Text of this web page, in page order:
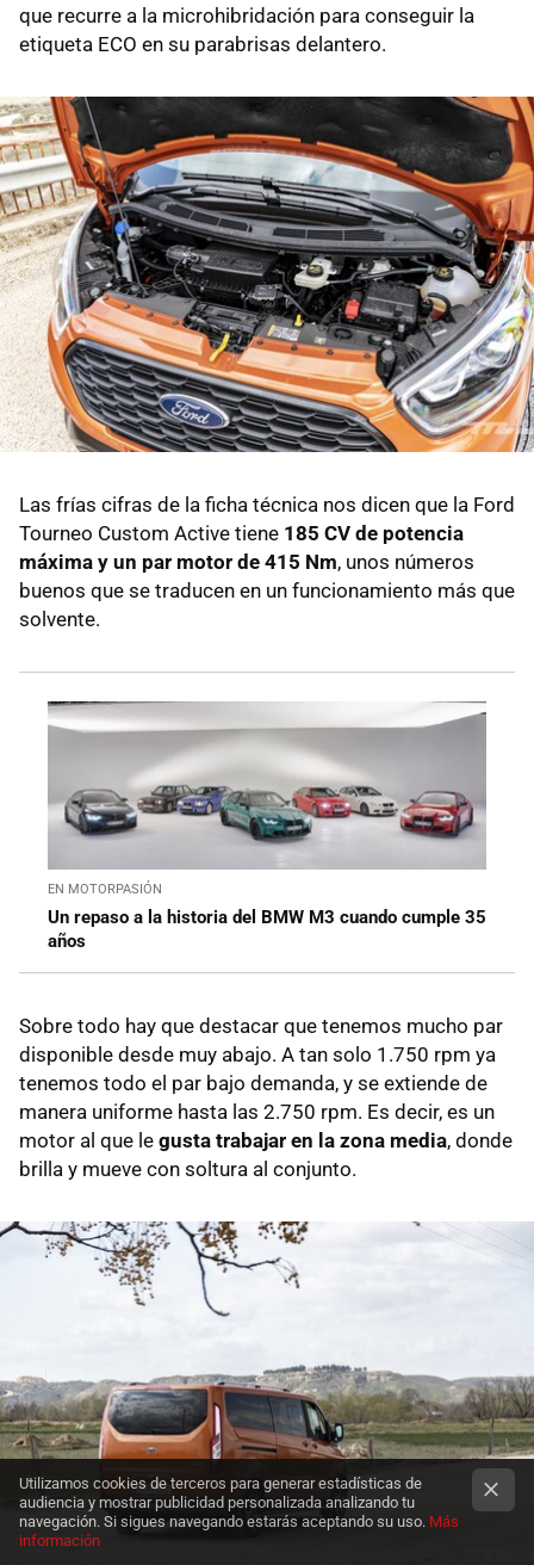
que recurre a la microhibridación para conseguir la
etiqueta ECO en su parabrisas delantero.
Las frías cifras de la ficha técnica nos dicen que la Ford
Tourneo Custom Active tiene 185 CV de potencia
máxima y un par motor de 415 Nm, unos números
buenos que se traducen en un funcionamiento más que
solvente.
EN MOTORPASIÓN
Un repaso a la historia del BMW M3 cuando cumple 35
años
Sobre todo hay que destacar que tenemos mucho par
disponible desde muy abajo. A tan solo 1.750 rpm ya
tenemos todo el par bajo demanda, y se extiende de
manera uniforme hasta las 2.750 rpm. Es decir, es un
motor al que le gusta trabajar en la zona media, donde
brilla y mueve con soltura al conjunto.
Utilizamos cookies de terceros para generar estadísticas de
audiencia y mostrar publicidad personalizada analizando tu
navegación. Si sigues navegando estarás aceptando su uso. Más
información